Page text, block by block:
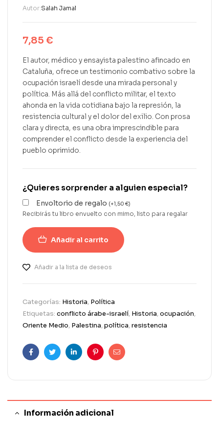
Autor:Salah Jamal
7,85 €
El autor, médico y ensayista palestino afincado en
Cataluña, ofrece un testimonio combativo sobre la
ocupación israelí desde una mirada personal y
política. Más allá del conflicto militar, el texto
ahonda en la vida cotidiana bajo la represión, la
resistencia cultural y el dolor del exilio. Con prosa
clara y directa, es una obra imprescindible para
comprender el conflicto desde la experiencia del
pueblo oprimido.
¿Quieres sorprender a alguien especial?
Envoltorio de regalo (+1,50 €)
Recibirás tu libro envuelto con mimo, listo para regalar
Añadir al carrito
Añadir a la lista de deseos
Categorías: Historia, Política
Etiquetas: conflicto árabe-israelí, Historia,ocupación,
Oriente Medio, Palestina,política,resistencia
FacebookTwitterLinkedinPinterestCorreo
Información adicional